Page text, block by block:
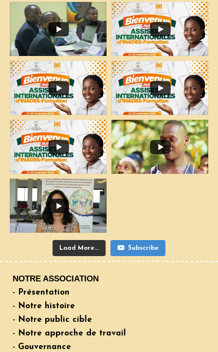
Load More... Subscribe
NOTRE ASSOCIATION
- Présentation
- Notre histoire
- Notre public cible
- Notre approche de travail
- Gouvernance